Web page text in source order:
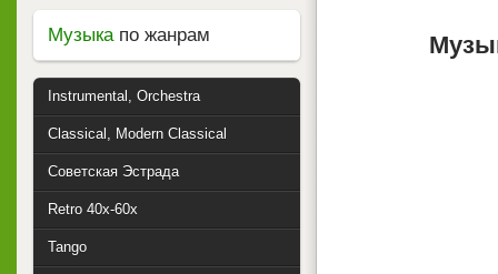
Музыкапо жанрам
Instrumental, Orchestra
Classical, Modern Classical
Советская Эстрада
Retro 40x-60x
Tango